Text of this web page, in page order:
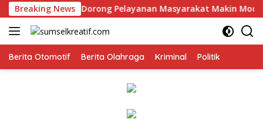
Langsung
ke
konten
Breaking News
Sumsel, Dorong Pelayanan Masyarakat Makin Modern
Berita Otomotif Berita Olahraga Kriminal Politik